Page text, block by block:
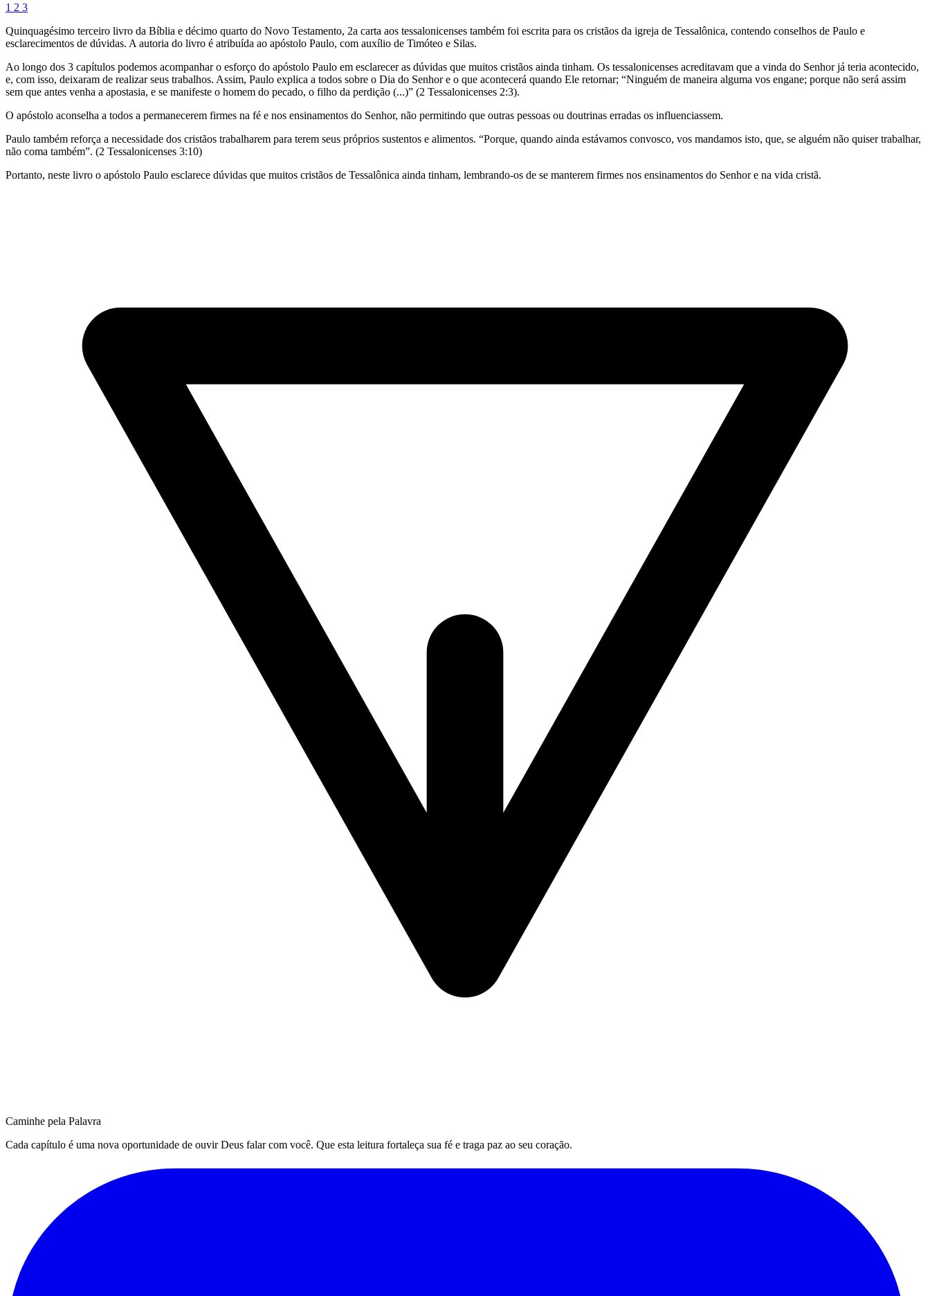
1 2 3
Quinquagésimo terceiro livro da Bíblia e décimo quarto do Novo Testamento, 2a carta aos tessalonicenses também foi escrita para os cristãos da igreja de Tessalônica, contendo conselhos de Paulo e
esclarecimentos de dúvidas. A autoria do livro é atribuída ao apóstolo Paulo, com auxílio de Timóteo e Silas.
Ao longo dos 3 capítulos podemos acompanhar o esforço do apóstolo Paulo em esclarecer as dúvidas que muitos cristãos ainda tinham. Os tessalonicenses acreditavam que a vinda do Senhor já teria acontecido,
e, com isso, deixaram de realizar seus trabalhos. Assim, Paulo explica a todos sobre o Dia do Senhor e o que acontecerá quando Ele retornar; “Ninguém de maneira alguma vos engane; porque não será assim
sem que antes venha a apostasia, e se manifeste o homem do pecado, o filho da perdição (...)” (2 Tessalonicenses 2:3).
O apóstolo aconselha a todos a permanecerem firmes na fé e nos ensinamentos do Senhor, não permitindo que outras pessoas ou doutrinas erradas os influenciassem.
Paulo também reforça a necessidade dos cristãos trabalharem para terem seus próprios sustentos e alimentos. “Porque, quando ainda estávamos convosco, vos mandamos isto, que, se alguém não quiser trabalhar,
não coma também”. (2 Tessalonicenses 3:10)
Portanto, neste livro o apóstolo Paulo esclarece dúvidas que muitos cristãos de Tessalônica ainda tinham, lembrando-os de se manterem firmes nos ensinamentos do Senhor e na vida cristã.
Caminhe pela Palavra
Cada capítulo é uma nova oportunidade de ouvir Deus falar com você. Que esta leitura fortaleça sua fé e traga paz ao seu coração.